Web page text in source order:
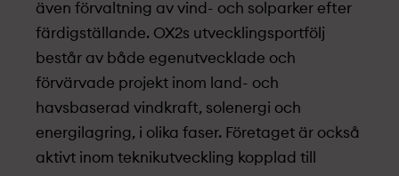
även förvaltning av vind- och solparker efter
färdigställande. OX2s utvecklingsportfölj
består av både egenutvecklade och
förvärvade projekt­ inom land- och
havsbaserad vindkraft, solenergi och
energilagring, i olika faser. Företaget är också
aktivt inom teknikutveckling kopplad till